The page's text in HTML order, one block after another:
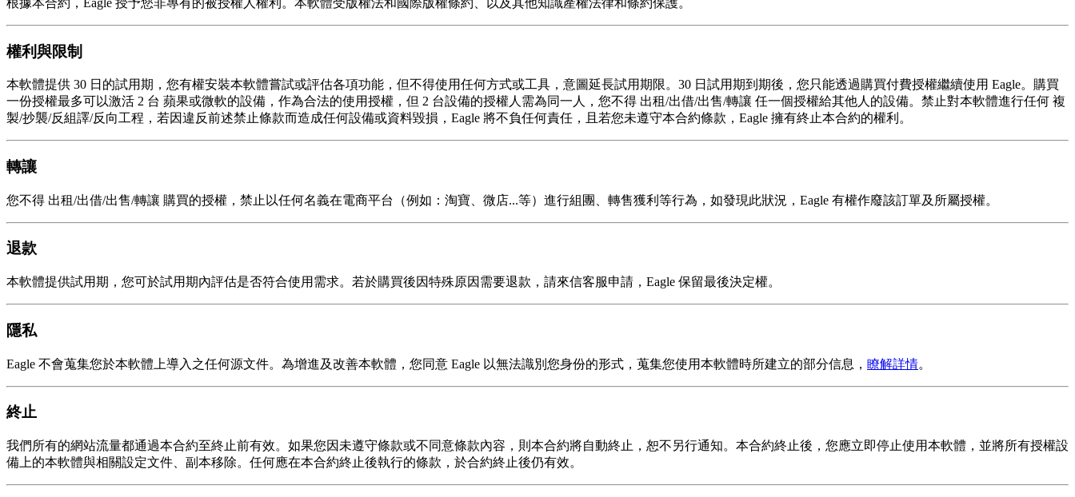
權利與限制
本軟體提供 30 日的試用期，您有權安裝本軟體嘗試或評估各項功能，但不得使用任何方式或工具，意圖延長試用期限。30 日試用期到期後，您只能透過購買付費授權繼續使用 Eagle。購買
一份授權最多可以激活 2 台 蘋果或微軟的設備，作為合法的使用授權，但 2 台設備的授權人需為同一人，您不得 出租/出借/出售/轉讓 任一個授權給其他人的設備。禁止對本軟體進行任何 複
製/抄襲/反組譯/反向工程，若因違反前述禁止條款而造成任何設備或資料毀損，Eagle 將不負任何責任，且若您未遵守本合約條款，Eagle 擁有終止本合約的權利。
轉讓
您不得 出租/出借/出售/轉讓 購買的授權，禁止以任何名義在電商平台（例如：淘寶、微店...等）進行組團、轉售獲利等行為，如發現此狀況，Eagle 有權作廢該訂單及所屬授權。
退款
本軟體提供試用期，您可於試用期內評估是否符合使用需求。若於購買後因特殊原因需要退款，請來信客服申請，Eagle 保留最後決定權。
隱私
Eagle 不會蒐集您於本軟體上導入之任何源文件。為增進及改善本軟體，您同意 Eagle 以無法識別您身份的形式，蒐集您使用本軟體時所建立的部分信息， 瞭解詳情。
終止
我們所有的網站流量都通過本合約至終止前有效。如果您因未遵守條款或不同意條款內容，則本合約將自動終止，恕不另行通知。本合約終止後，您應立即停止使用本軟體，並將所有授權設
備上的本軟體與相關設定文件、副本移除。任何應在本合約終止後執行的條款，於合約終止後仍有效。